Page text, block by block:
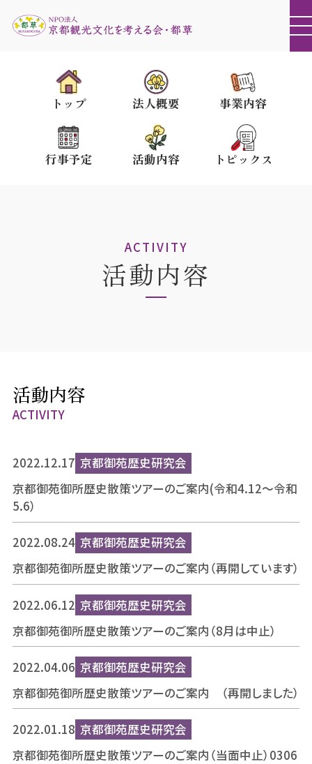
トップ 法人概要 事業内容
行事予定 活動内容 トピックス
ACTIVITY
活動内容
活動内容
ACTIVITY
2022.12.17 京都御苑歴史研究会
京都御苑御所歴史散策ツアーのご案内(令和4.12～令和
5.6）
2022.08.24 京都御苑歴史研究会
京都御苑御所歴史散策ツアーのご案内（再開しています）
2022.06.12 京都御苑歴史研究会
京都御苑御所歴史散策ツアーのご案内（8月は中止）
2022.04.06 京都御苑歴史研究会
京都御苑御所歴史散策ツアーのご案内 （再開しました）
2022.01.18 京都御苑歴史研究会
京都御苑御所歴史散策ツアーのご案内（当面中止）0306